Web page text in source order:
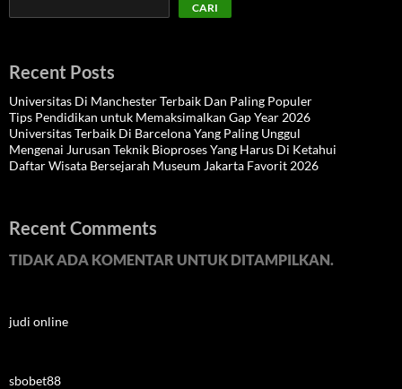
CARI
Recent Posts
Universitas Di Manchester Terbaik Dan Paling Populer
Tips Pendidikan untuk Memaksimalkan Gap Year 2026
Universitas Terbaik Di Barcelona Yang Paling Unggul
Mengenai Jurusan Teknik Bioproses Yang Harus Di Ketahui
Daftar Wisata Bersejarah Museum Jakarta Favorit 2026
Recent Comments
TIDAK ADA KOMENTAR UNTUK DITAMPILKAN.
judi online
sbobet88